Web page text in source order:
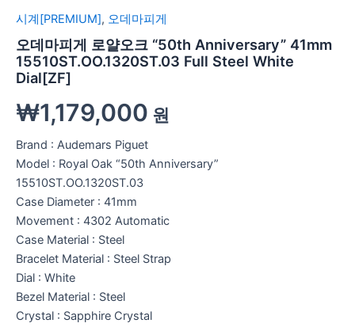
시계[PREMIUM], 오데마피게
오데마피게 로얄오크 “50th Anniversary” 41mm
15510ST.OO.1320ST.03 Full Steel White
Dial[ZF]
₩1,179,000 원
Brand : Audemars Piguet
Model : Royal Oak “50th Anniversary”
15510ST.OO.1320ST.03
Case Diameter : 41mm
Movement : 4302 Automatic
Case Material : Steel
Bracelet Material : Steel Strap
Dial : White
Bezel Material : Steel
Crystal : Sapphire Crystal